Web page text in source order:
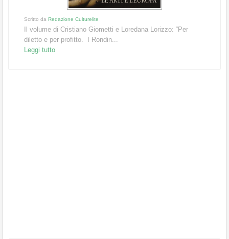
Scritto da Redazione Culturelite
Il volume di Cristiano Giometti e Loredana Lorizzo: “Per
diletto e per profitto. I Rondin...
Leggi tutto